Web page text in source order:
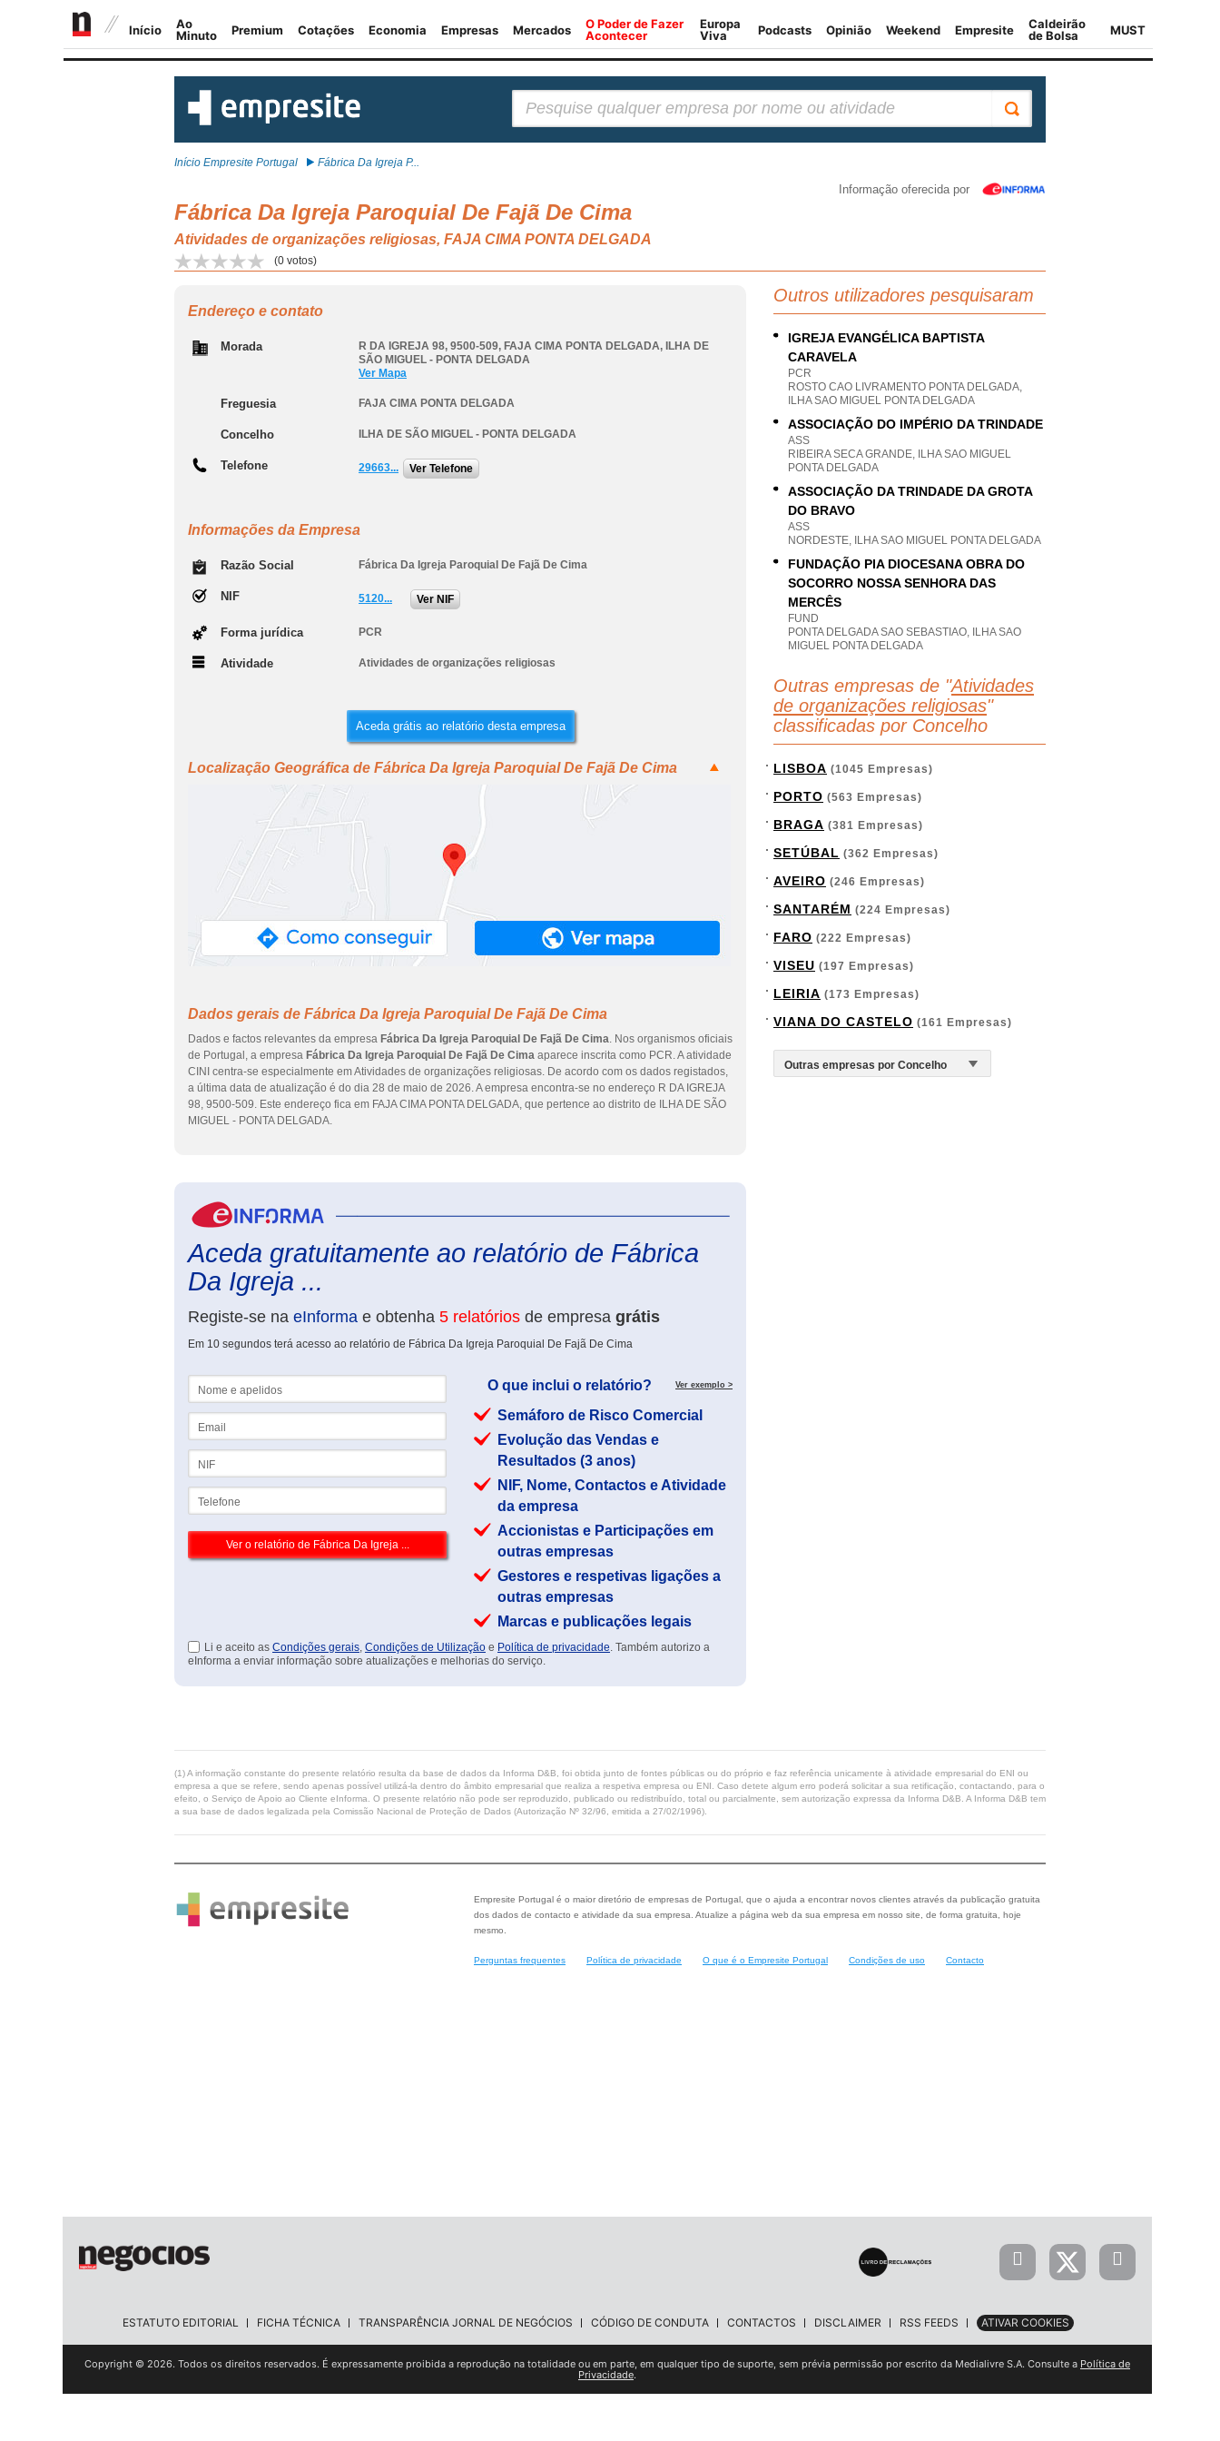
Início Empresite Portugal Fábrica Da Igreja P...
Informação oferecida por
Fábrica Da Igreja Paroquial De Fajã De Cima
Atividades de organizações religiosas, FAJA CIMA PONTA DELGADA
(0 votos)
Endereço e contato
Morada R DA IGREJA 98, 9500-509, FAJA CIMA PONTA DELGADA, ILHA DE
SÃO MIGUEL - PONTA DELGADA
Ver Mapa
Freguesia FAJA CIMA PONTA DELGADA
Concelho ILHA DE SÃO MIGUEL - PONTA DELGADA
Telefone 29663... Ver Telefone
Informações da Empresa
Razão Social Fábrica Da Igreja Paroquial De Fajã De Cima
NIF 5120... Ver NIF
Forma jurídica PCR
Atividade Atividades de organizações religiosas
Aceda grátis ao relatório desta empresa
Localização Geográfica de Fábrica Da Igreja Paroquial De Fajã De Cima
Dados gerais de Fábrica Da Igreja Paroquial De Fajã De Cima
Dados e factos relevantes da empresa Fábrica Da Igreja Paroquial De Fajã De Cima. Nos organismos oficiais
de Portugal, a empresa Fábrica Da Igreja Paroquial De Fajã De Cima aparece inscrita como PCR. A atividade
CINI centra-se especialmente em Atividades de organizações religiosas. De acordo com os dados registados,
a última data de atualização é do dia 28 de maio de 2026. A empresa encontra-se no endereço R DA IGREJA
98, 9500-509. Este endereço fica em FAJA CIMA PONTA DELGADA, que pertence ao distrito de ILHA DE SÃO
MIGUEL - PONTA DELGADA.
Aceda gratuitamente ao relatório de Fábrica
Da Igreja ...
Registe-se na eInforma e obtenha 5 relatórios de empresa grátis
Em 10 segundos terá acesso ao relatório de Fábrica Da Igreja Paroquial De Fajã De Cima
O que inclui o relatório? Ver exemplo >
Semáforo de Risco Comercial
Evolução das Vendas e
Resultados (3 anos)
NIF, Nome, Contactos e Atividade
da empresa
Accionistas e Participações em
outras empresas
Gestores e respetivas ligações a
outras empresas
Marcas e publicações legais
Li e aceito as Condições gerais, Condições de Utilização e Política de privacidade. Também autorizo a
eInforma a enviar informação sobre atualizações e melhorias do serviço.
Outros utilizadores pesquisaram
IGREJA EVANGÉLICA BAPTISTA
CARAVELA
PCR
ROSTO CAO LIVRAMENTO PONTA DELGADA,
ILHA SAO MIGUEL PONTA DELGADA
ASSOCIAÇÃO DO IMPÉRIO DA TRINDADE
ASS
RIBEIRA SECA GRANDE, ILHA SAO MIGUEL
PONTA DELGADA
ASSOCIAÇÃO DA TRINDADE DA GROTA
DO BRAVO
ASS
NORDESTE, ILHA SAO MIGUEL PONTA DELGADA
FUNDAÇÃO PIA DIOCESANA OBRA DO
SOCORRO NOSSA SENHORA DAS
MERCÊS
FUND
PONTA DELGADA SAO SEBASTIAO, ILHA SAO
MIGUEL PONTA DELGADA
Outras empresas de "Atividades
de organizações religiosas"
classificadas por Concelho
LISBOA (1045 Empresas)
PORTO (563 Empresas)
BRAGA (381 Empresas)
SETÚBAL (362 Empresas)
AVEIRO (246 Empresas)
SANTARÉM (224 Empresas)
FARO (222 Empresas)
VISEU (197 Empresas)
LEIRIA (173 Empresas)
VIANA DO CASTELO (161 Empresas)
(1) A informação constante do presente relatório resulta da base de dados da Informa D&B, foi obtida junto de fontes públicas ou do próprio e faz referência unicamente à atividade empresarial do ENI ou
empresa a que se refere, sendo apenas possível utilizá-la dentro do âmbito empresarial que realiza a respetiva empresa ou ENI. Caso detete algum erro poderá solicitar a sua retificação, contactando, para o
efeito, o Serviço de Apoio ao Cliente eInforma. O presente relatório não pode ser reproduzido, publicado ou redistribuído, total ou parcialmente, sem autorização expressa da Informa D&B. A Informa D&B tem
a sua base de dados legalizada pela Comissão Nacional de Proteção de Dados (Autorização Nº 32/96, emitida a 27/02/1996).
Empresite Portugal é o maior diretório de empresas de Portugal, que o ajuda a encontrar novos clientes através da publicação gratuita
dos dados de contacto e atividade da sua empresa. Atualize a página web da sua empresa em nosso site, de forma gratuita, hoje
mesmo.
Perguntas frequentes Política de privacidade O que é o Empresite Portugal Condições de uso Contacto